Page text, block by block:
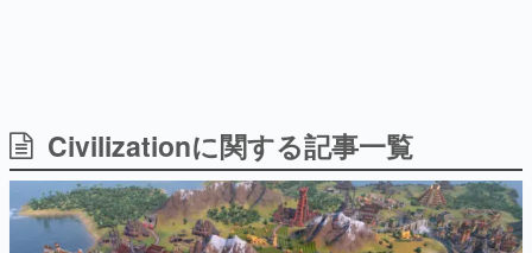
「経験値」「裏技」「ラスボス」… ゲームにまつわる言葉
の起源や用法の変遷を、コンピューター文化史研究家・タ
イニーP氏が徹底調査。
カテゴリ